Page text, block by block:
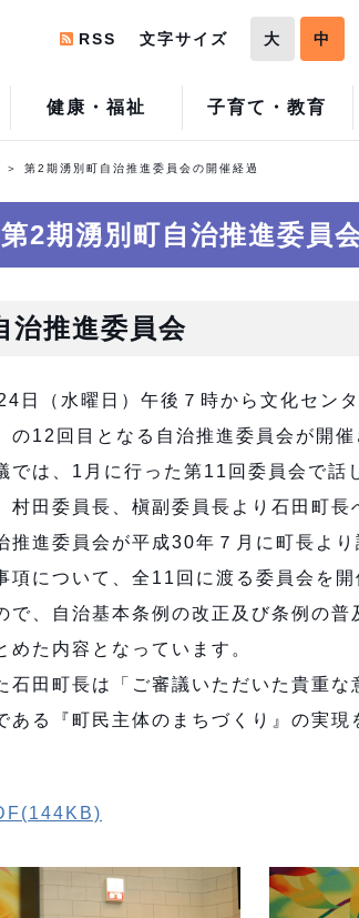
健康・福祉 子育て・教育
RSS 文字サイズ 大 中
第2期湧別町自治推進委員会の開催経過
第2期湧別町自治推進委員
治推進委員会
日（水曜日）午後７時から文化セン
の12回目となる自治推進委員会が開催
は、1月に行った第11回委員会で話
村田委員長、槇副委員長より石田町長
進委員会が平成30年７月に町長より
項について、全11回に渡る委員会を
で、自治基本条例の改正及び条例の普
めた内容となっています。
田町長は「ご審議いただいた貴重な
ある『町民主体のまちづくり』の実